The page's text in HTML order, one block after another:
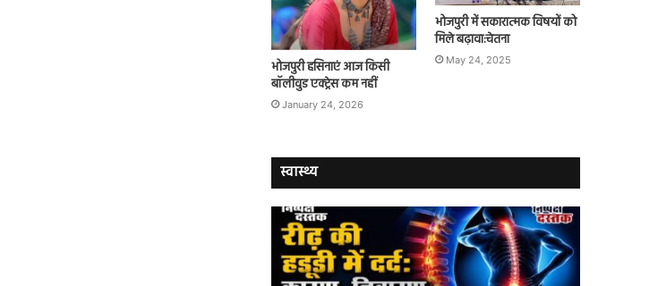
भोजपुरी हसिनाएं आज किसी
बॉलीवुड एक्ट्रेस कम नहीं
January 24, 2026
भोजपुरी में सकारात्मक विषयों को
मिले बढ़ावा:चेतना
May 24, 2025
स्वास्थ्य